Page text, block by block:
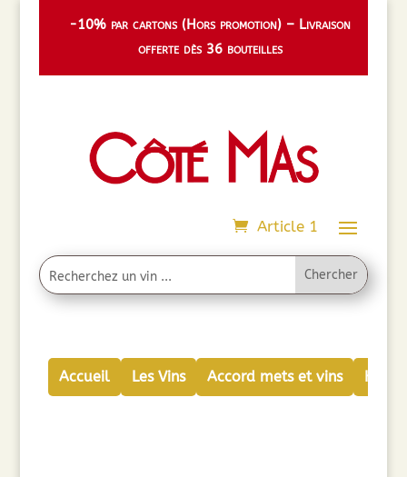
-10% par cartons (Hors promotion) – Livraison
offerte dès 36 bouteilles
Article 1
Accueil Les Vins Accord mets et vins